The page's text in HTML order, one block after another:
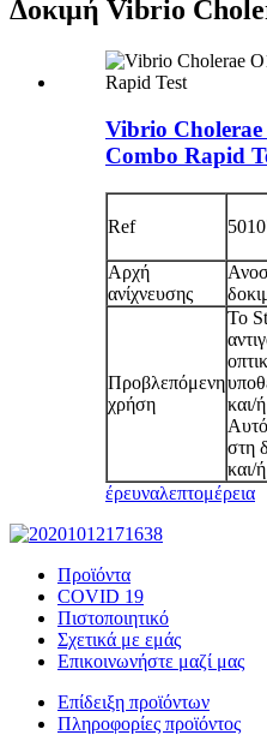
Δοκιμή Vibrio
Vibrio Cholerae
Combo Rapid
Ref
Αρχή
ανίχνευσης
Προβλεπόμενη
χρήση
Το
και/
στη
και/
έρευναλεπτομέρεια
Προϊόντα
COVID 19
Πιστοποιητικό
Σχετικά με εμάς
Επικοινωνήστε μαζί μας
Επίδειξη προϊόντων
Πληροφορίες προϊόντος